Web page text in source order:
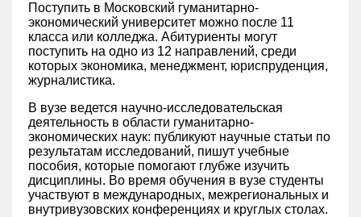
Поступить в Московский гуманитарно-
экономический университет можно после 11
класса или колледжа. Абитуриенты могут
поступить на одно из 12 направлений, среди
которых экономика, менеджмент, юриспруденция,
журналистика.
В вузе ведется научно-исследовательская
деятельность в области гуманитарно-
экономических наук: публикуют научные статьи по
результатам исследований, пишут учебные
пособия, которые помогают глубже изучить
дисциплины. Во время обучения в вузе студенты
участвуют в международных, межрегиональных и
внутривузовских конференциях и круглых столах.